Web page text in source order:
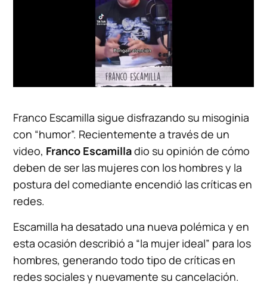
Franco Escamilla sigue disfrazando su misoginia
con “humor”. Recientemente a través de un
video, Franco Escamilladio su opinión de cómo
deben de ser las mujeres con los hombres y la
postura del comediante encendió las críticas en
redes.
Escamilla ha desatado una nueva polémica y en
esta ocasión describió a “la mujer ideal” para los
hombres, generando todo tipo de críticas en
redes sociales y nuevamente su cancelación.